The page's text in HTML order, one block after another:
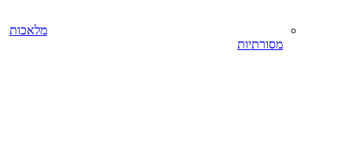
מלאכות
מסורתיות